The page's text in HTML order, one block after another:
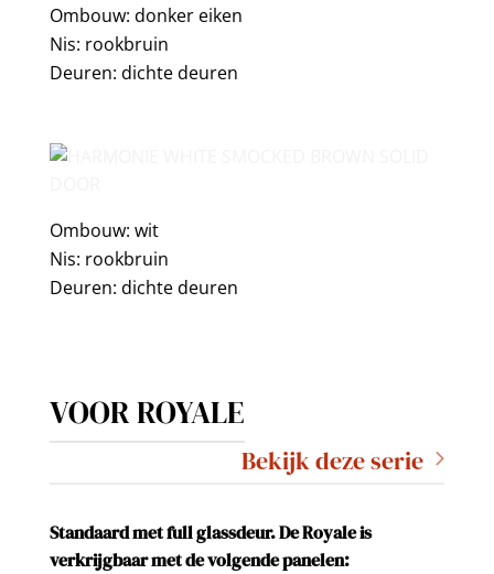
Ombouw: donker eiken
Nis: rookbruin
Deuren: dichte deuren
Ombouw: wit
Nis: rookbruin
Deuren: dichte deuren
VOOR ROYALE
Bekijk deze serie
Standaard met full glassdeur.De Royale is
verkrijgbaar met de volgende panelen: